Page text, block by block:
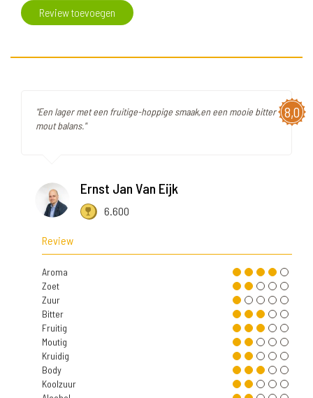
Review toevoegen
8,0
"Een lager met een fruitige-hoppige smaak,en een mooie bitter
mout balans."
Ernst Jan Van Eijk
6.600
Review
Aroma
Zoet
Zuur
Bitter
Fruitig
Moutig
Kruidig
Body
Koolzuur